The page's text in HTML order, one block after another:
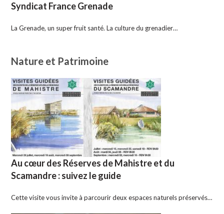
Syndicat France Grenade
La Grenade, un super fruit santé. La culture du grenadier…
Nature et Patrimoine
Au cœur des Réserves de Mahistre et du
Scamandre : suivez le guide
Cette visite vous invite à parcourir deux espaces naturels préservés…